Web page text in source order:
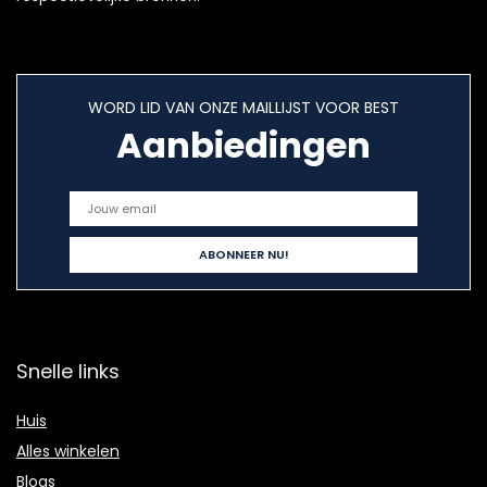
WORD LID VAN ONZE MAILLIJST VOOR BEST
Aanbiedingen
Snelle links
Huis
Alles winkelen
Blogs